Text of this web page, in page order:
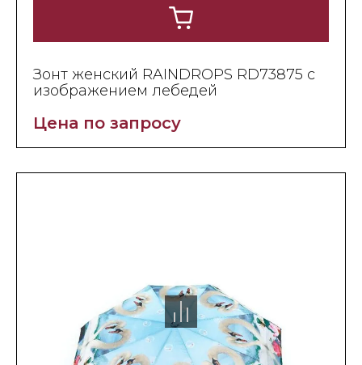
Зонт женский RAINDROPS RD73875 с
изображением лебедей
Цена по запросу